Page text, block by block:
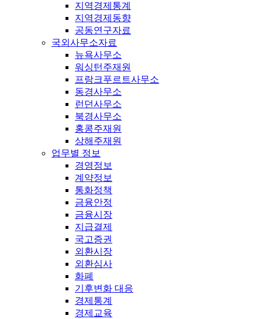
지역경제통계
지역경제동향
공동연구자료
국외사무소자료
뉴욕사무소
워싱턴주재원
프랑크푸르트사무소
동경사무소
런던사무소
북경사무소
홍콩주재원
상해주재원
업무별 정보
경영정보
계약정보
통화정책
금융안정
금융시장
지급결제
국고증권
외환시장
외환심사
화폐
기후변화 대응
경제통계
경제교육